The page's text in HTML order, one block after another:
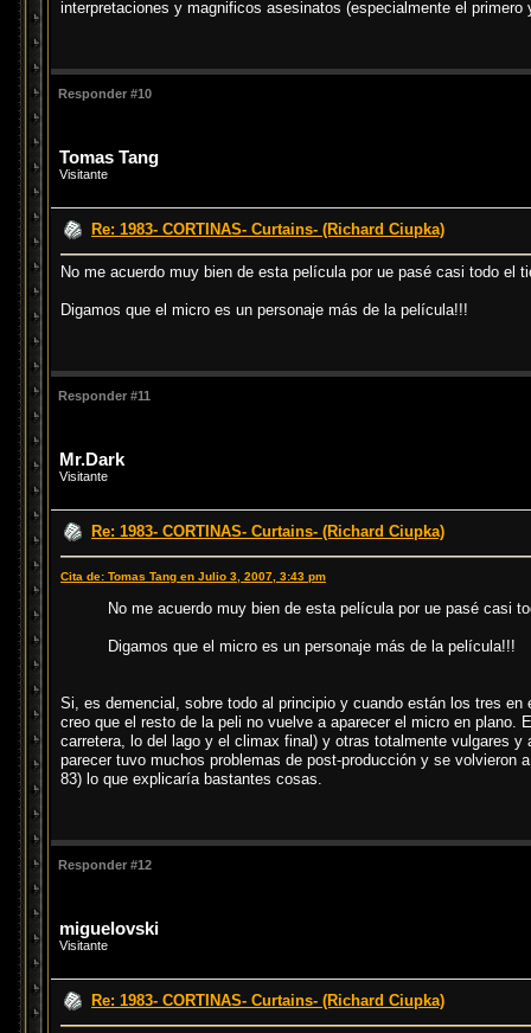
interpretaciones y magnificos asesinatos (especialmente el
Responder #10
Tomas Tang
Visitante
Re: 1983- CORTINAS- Curtains- (Richard Ciupka)
No me acuerdo muy bien de esta película por ue pasé casi todo el
Digamos que el micro es un personaje más de la película!!!
Responder #11
Mr.Dark
Visitante
Re: 1983- CORTINAS- Curtains- (Richard Ciupka)
Cita de: Tomas Tang en Julio 3, 2007, 3:43 pm
No me acuerdo muy bien de esta película por ue pasé casi
Digamos que el micro es un personaje más de la película!!!
Si, es demencial, sobre todo al principio y cuando están los tres
creo que el resto de la peli no vuelve a aparecer el micro en
carretera, lo del lago y el climax final) y otras totalmente vulgares
parecer tuvo muchos problemas de post-producción y se volvieron
83) lo que explicaría bastantes cosas.
Responder #12
miguelovski
Visitante
Re: 1983- CORTINAS- Curtains- (Richard Ciupka)